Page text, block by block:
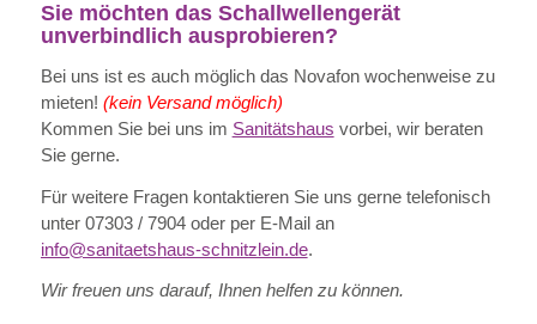
Sie möchten das Schallwellengerät
unverbindlich ausprobieren?
Bei uns ist es auch möglich das Novafon wochenweise zu
mieten! (kein Versand möglich)
Kommen Sie bei uns im Sanitätshaus vorbei, wir beraten
Sie gerne.
Für weitere Fragen kontaktieren Sie uns gerne telefonisch
unter 07303 / 7904 oder per E-Mail an
info@sanitaetshaus-schnitzlein.de.
Wir freuen uns darauf, Ihnen helfen zu können.